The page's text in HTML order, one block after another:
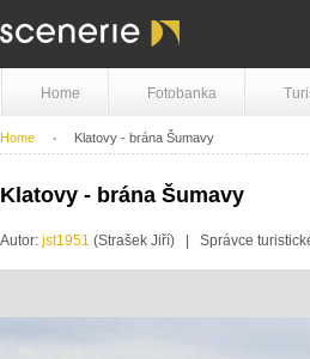
Home Fotobanka
Home Klatovy - brána Šumavy
Klatovy - brána Šumavy
Autor: jst1951 (Strašek Jiří) | Správce